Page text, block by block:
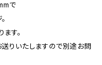
で
す。
りいたしますので別途お問